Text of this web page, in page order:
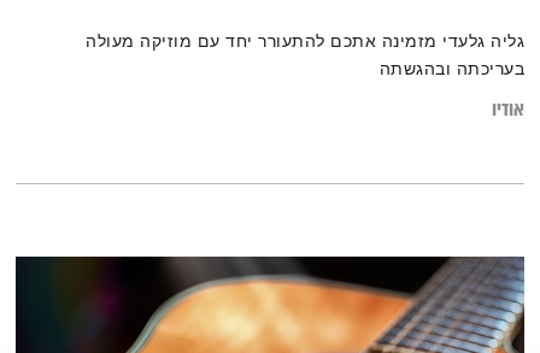
גליה גלעדי מזמינה אתכם להתעורר יחד עם מוזיקה מעולה
בעריכתה ובהגשתה
אודיו